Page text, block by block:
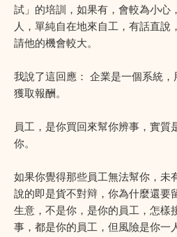
試」的培訓，如果有，會較為小心
人，單純自在地來自工，有話直說
請他的機會較大。
我說了這回應： 企業是一個系統，
獲取報酬。
員工，是你買回來幫你辨事，實質
你。
如果你覺得那些員工無法幫你，未
說的即是貨不對辩，你為什麼還要
生意，不是你，是你的員工，怎樣
事，都是你的員工，但風險是你一